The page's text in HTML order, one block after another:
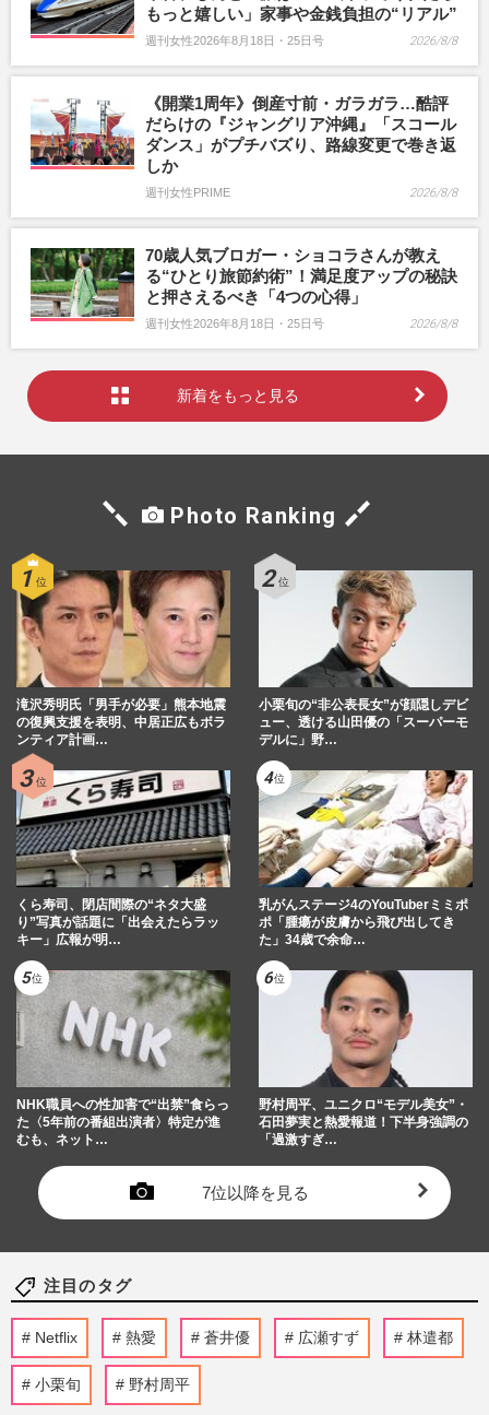
もっと嬉しい」家事や金銭負担の“リアル”
週刊女性2026年8月18日・25日号 2026/8/8
《開業1周年》倒産寸前・ガラガラ…酷評
だらけの『ジャングリア沖縄』「スコール
ダンス」がプチバズり、路線変更で巻き返
しか
週刊女性PRIME 2026/8/8
70歳人気ブロガー・ショコラさんが教え
る“ひとり旅節約術”！満足度アップの秘訣
と押さえるべき「4つの心得」
週刊女性2026年8月18日・25日号 2026/8/8
新着をもっと見る
Photo Ranking
滝沢秀明氏「男手が必要」熊本地震
の復興支援を表明、中居正広もボラ
ンティア計画…
小栗旬の“非公表長女”が顔隠しデビ
ュー、透ける山田優の「スーパーモ
デルに」野…
くら寿司、閉店間際の“ネタ大盛
り”写真が話題に「出会えたらラッ
キー」広報が明…
乳がんステージ4のYouTuberミミポ
ポ「腫瘍が皮膚から飛び出してき
た」34歳で余命…
NHK職員への性加害で“出禁”食らっ
た〈5年前の番組出演者〉特定が進
むも、ネット…
野村周平、ユニクロ“モデル美女”・
石田夢実と熱愛報道！下半身強調の
「過激すぎ…
7位以降を見る
注目のタグ
Netflix 熱愛 蒼井優 広瀬すず 林遣都
小栗旬 野村周平